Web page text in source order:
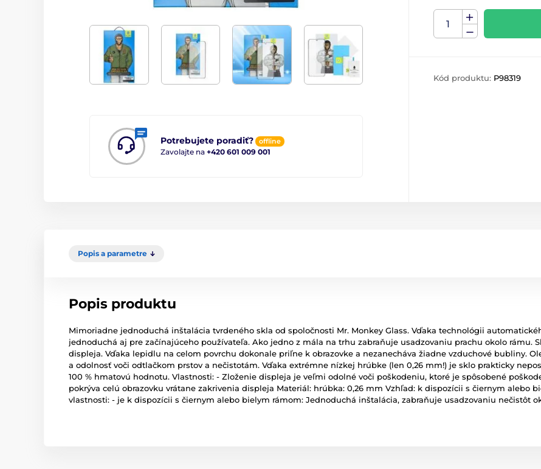
Potrebujete poradiť? offline
Zavolajte na +420 601 009 001
Kód produktu: P98319
Popis a parametre
Popis produktu
Mimoriadne jednoduchá inštalácia tvrdeného skla od spoločnosti Mr. Monkey Glass. Vďaka technológii
jednoduchá aj pre začínajúceho používateľa. Ako jedno z mála na trhu zabraňuje usadzovaniu prachu okolo rámu.
displeja. Vďaka lepidlu na celom povrchu dokonale priľne k obrazovke a nezanecháva žiadne vzduchové bubliny.
a odolnosť voči odtlačkom prstov a nečistotám. Vďaka extrémne nízkej hrúbke (len 0,26 mm!) je sklo prakticky
100 % hmatovú hodnotu. Vlastnosti: - Zloženie displeja je veľmi odolné voči poškodeniu, ktoré je spôsobené
pokrýva celú obrazovku vrátane zakrivenia displeja Materiál: hrúbka: 0,26 mm Vzhľad: k dispozícii s čiernym alebo
vlastnosti: - je k dispozícii s čiernym alebo bielym rámom: Jednoduchá inštalácia, zabraňuje usadzovaniu nečistôt